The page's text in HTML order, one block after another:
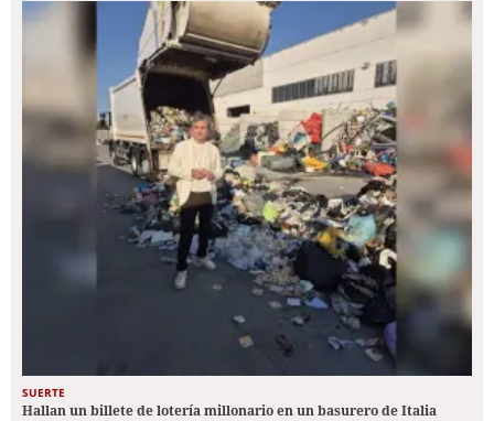
SUERTE
Hallan un billete de lotería millonario en un basurero de Italia